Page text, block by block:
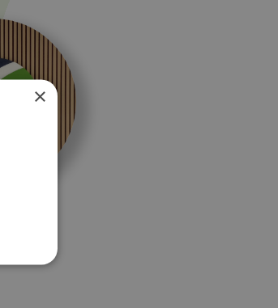
×